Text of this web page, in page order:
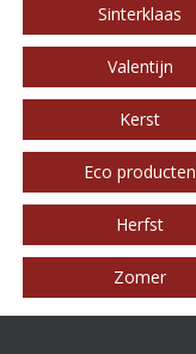
Sinterklaas
Valentijn
Kerst
Eco producten
Herfst
Zomer